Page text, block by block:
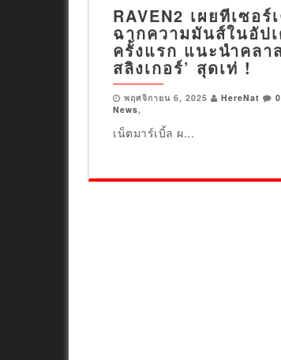
RAVEN2 เผยทีเซอร์
ฉากความมันส์ในอัป
ครั้งแรก แนะนำคลา
สลิงเกอร์’ สุดเท่ !
พฤศจิกายน 6, 2025 HereNat 0
News,
เน็ตมาร์เบิ้ล ผ...